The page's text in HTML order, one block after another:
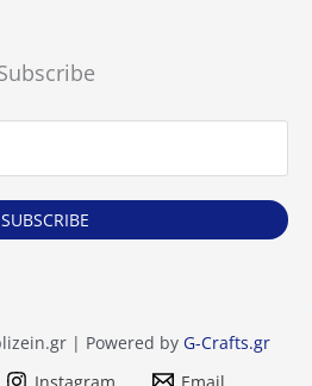
SUBSCRIBE
| Powered by G-Crafts.gr
Instagram Email